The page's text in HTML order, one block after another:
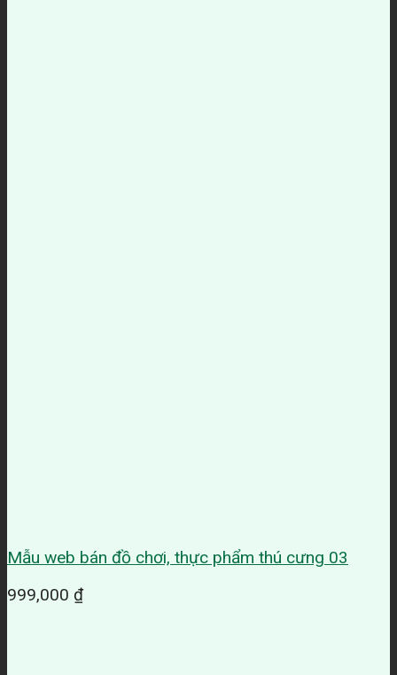
Mẫu web bán đồ chơi, thực phẩm thú cưng 03
999,000 ₫